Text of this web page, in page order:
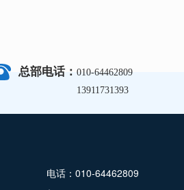
总部电话： 010-64462809
13911731393
电话：010-64462809